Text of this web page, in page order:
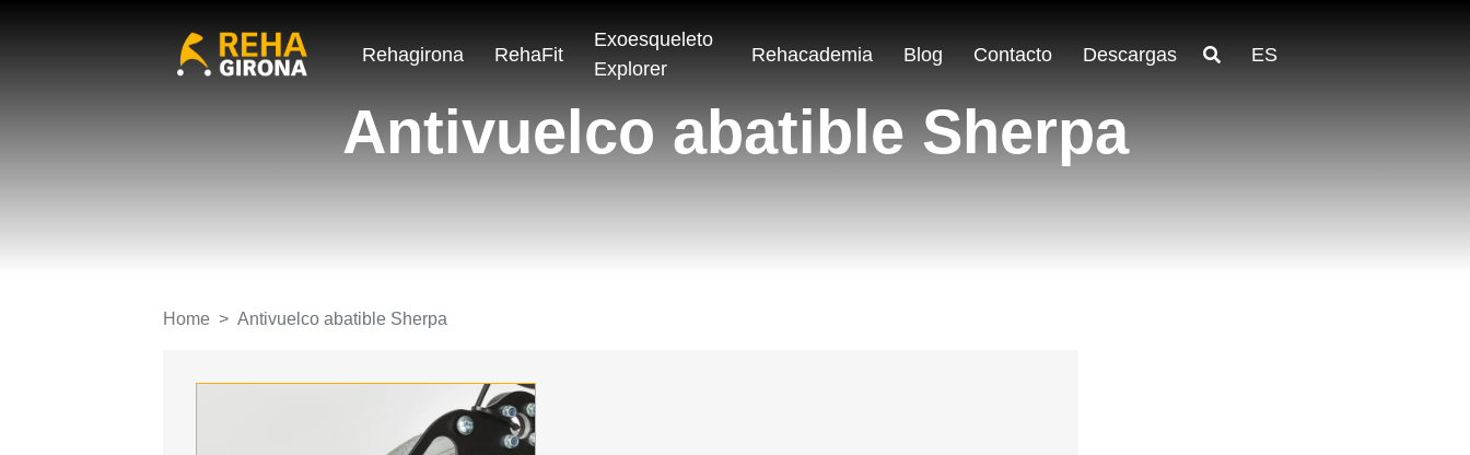
Rehagirona RehaFit
Exoesqueleto
Explorer
Rehacademia Blog Contacto Descargas ES
Antivuelco abatible Sherpa
Home Antivuelco abatible Sherpa